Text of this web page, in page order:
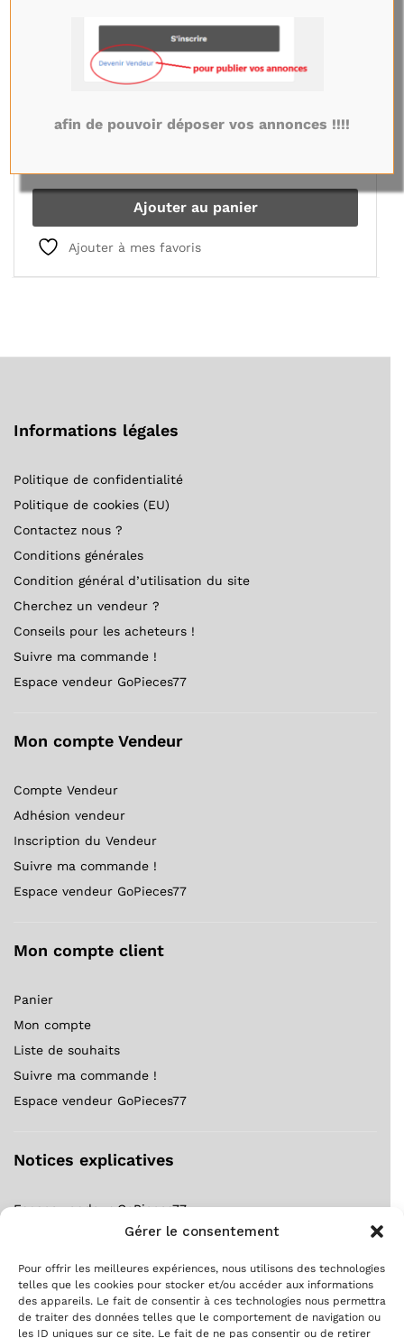
Gérer le consentement
Pour offrir les meilleures expériences, nous utilisons des technologies
telles que les cookies pour stocker et/ou accéder aux informations
des appareils. Le fait de consentir à ces technologies nous permettra
de traiter des données telles que le comportement de navigation ou
les ID uniques sur ce site. Le fait de ne pas consentir ou de retirer
Ensemble de 10 supports des cartes du LCD télé
Vendeur:Vendeur Test GoPieces77
Ajouter au panier
Ajouter à mes favoris
Informations légales
Politique de confidentialité
Politique de cookies (EU)
Contactez nous ?
Conditions générales
Condition général d’utilisation du site
Cherchez un vendeur ?
Conseils pour les acheteurs !
Suivre ma commande !
Espace vendeur GoPieces77
Mon compte Vendeur
Compte Vendeur
Adhésion vendeur
Inscription du Vendeur
Suivre ma commande !
Espace vendeur GoPieces77
Mon compte client
Panier
Mon compte
Liste de souhaits
Suivre ma commande !
Espace vendeur GoPieces77
Notices explicatives
Espace vendeur GoPieces77
Notice forfait gratuit ?
S’inscrire comme vendeur ?
Suivre ma commande !
afin de pouvoir déposer vos annonces !!!!